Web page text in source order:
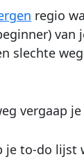
regio
slechte
vergaap
je to-do